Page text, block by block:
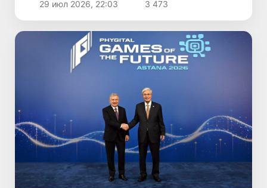
29 июл 2026, 22:03 3 473